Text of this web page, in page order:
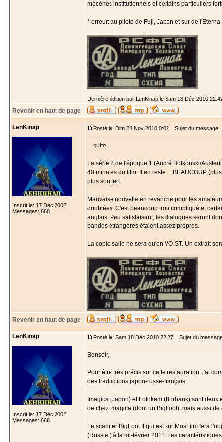
mécènes institutionnels et certains particuliers
* erreur: au pilote de Fuji, Japon et sur de l'Eterna
Dernière édition par LenKinap le Sam 18 Déc 2010
Revenir en haut de page
LenKinap
Inscrit le: 17 Déc 2002
Messages: 668
Posté le: Dim 28 Nov 2010 0:02 Sujet du message:
... suite
La série 2 de l'époque 1 (André Bolkonski/
40 minutes du film. Il en reste ... BEAUCOUP
plus souffert.
Mauvaise nouvelle en revanche pour les
doublées. C'est beaucoup trop compliqué et
anglais. Peu satisfaisant, les dialogues seront
bandes étrangères étaient assez propres.
La copie salle ne sera qu'en VO-ST. Un extrait
Revenir en haut de page
LenKinap
Inscrit le: 17 Déc 2002
Messages: 668
Posté le: Sam 18 Déc 2010 22:27 Sujet du
Bonsoir,
Pour être très précis sur cette restauration, j'ai
des traductions japon-russe-français.
Imagica (Japon) et Fotokem (Burbank) sont
de chez Imagica (dont un BigFoot), mais aussi de
Le scanner BigFoot II qui est sur MosFilm fera
(Russie ) à la mi-février 2011. Les